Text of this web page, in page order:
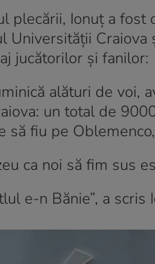
plecării, Ionuț a fost
Universității
jucătorilor și fanilor:
alături de voi,
un total de
să fiu pe
ca noi să fim sus
e-n Bănie”, a